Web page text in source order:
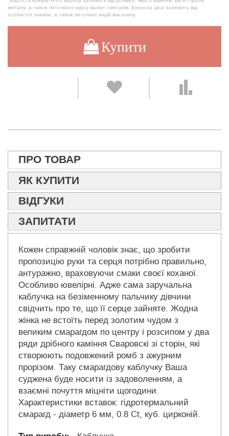
металу, а також поточного курсу валют і металів. Бонусна ціна залежить від
особистої знижки, а також поточних акцій магазину.
Купити
ПРО ТОВАР
ЯК КУПИТИ
ВІДГУКИ
ЗАПИТАТИ
Кожен справжній чоловік знає, що зробити
пропозицію руки та серця потрібно правильно,
антуражно, враховуючи смаки своєї коханої.
Особливо ювелірні. Адже сама заручальна
каблучка на безіменному пальчику дівчини
свідчить про те, що її серце зайняте. Жодна
жінка не встоїть перед золотим чудом з
великим смарагдом по центру і розсипом у два
ряди дрібного каміння Сваровскі зі сторін, які
створюють подовжений ромб з ажурним
прорізом. Таку смарагдову каблучку Ваша
суджена буде носити із задоволенням, а
взаємні почуття міцніти щогодини.
Характеристики вставок: гідротермальний
смарагд - діаметр 6 мм, 0.8 Ct, куб. цирконій.